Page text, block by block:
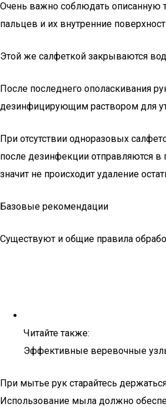
Очень важно соблюдать описанную
пальцев и их внутренние
Этой же салфеткой закрываются
После последнего ополаскивания
дезинфицирующим раствором для
При отсутствии одноразовых
после дезинфекции отправляются в
значит не происходит удаление
Базовые рекомендации
Существуют и общие правила
Читайте также:
Эффективные веревочные
При мытье рук старайтесь
Использование мыла должно